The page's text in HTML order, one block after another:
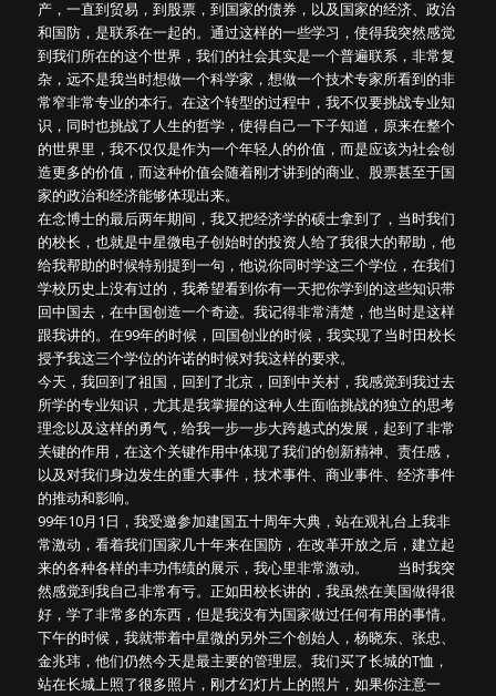
产，一直到贸易，到股票，到国家的债券，以及国家的经济、政治
和国防，是联系在一起的。通过这样的一些学习，使得我突然感觉
到我们所在的这个世界，我们的社会其实是一个普遍联系，非常复
杂，远不是我当时想做一个科学家，想做一个技术专家所看到的非
常窄非常专业的本行。在这个转型的过程中，我不仅要挑战专业知
识，同时也挑战了人生的哲学，使得自己一下子知道，原来在整个
的世界里，我不仅仅是作为一个年轻人的价值，而是应该为社会创
造更多的价值，而这种价值会随着刚才讲到的商业、股票甚至于国
家的政治和经济能够体现出来。
在念博士的最后两年期间，我又把经济学的硕士拿到了，当时我们
的校长，也就是中星微电子创始时的投资人给了我很大的帮助，他
给我帮助的时候特别提到一句，他说你同时学这三个学位，在我们
学校历史上没有过的，我希望看到你有一天把你学到的这些知识带
回中国去，在中国创造一个奇迹。我记得非常清楚，他当时是这样
跟我讲的。在99年的时候，回国创业的时候，我实现了当时田校长
授予我这三个学位的许诺的时候对我这样的要求。
今天，我回到了祖国，回到了北京，回到中关村，我感觉到我过去
所学的专业知识，尤其是我掌握的这种人生面临挑战的独立的思考
理念以及这样的勇气，给我一步一步大跨越式的发展，起到了非常
关键的作用，在这个关键作用中体现了我们的创新精神、责任感，
以及对我们身边发生的重大事件，技术事件、商业事件、经济事件
的推动和影响。
99年10月1日，我受邀参加建国五十周年大典，站在观礼台上我非
常激动，看着我们国家几十年来在国防，在改革开放之后，建立起
来的各种各样的丰功伟绩的展示，我心里非常激动。 当时我突
然感觉到我自己非常有亏。正如田校长讲的，我虽然在美国做得很
好，学了非常多的东西，但是我没有为国家做过任何有用的事情。
下午的时候，我就带着中星微的另外三个创始人，杨晓东、张忠、
金兆玮，他们仍然今天是最主要的管理层。我们买了长城的T恤，
站在长城上照了很多照片，刚才幻灯片上的照片，如果你注意一